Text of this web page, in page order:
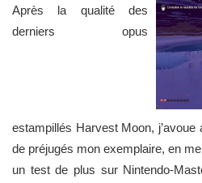
Après la qualité des
derniers opus
estampillés Harvest Moon,
de préjugés mon exemplaire, en
un test de plus sur Nintendo-